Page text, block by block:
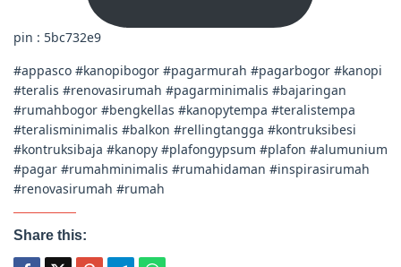
pin : 5bc732e9
#appasco #kanopibogor #pagarmurah #pagarbogor #kanopi
#teralis #renovasirumah #pagarminimalis #bajaringan
#rumahbogor #bengkellas #kanopytempa #teralistempa
#teralisminimalis #balkon #rellingtangga #kontruksibesi
#kontruksibaja #kanopy #plafongypsum #plafon #alumunium
#pagar #rumahminimalis #rumahidaman #inspirasirumah
#renovasirumah #rumah
Share this: